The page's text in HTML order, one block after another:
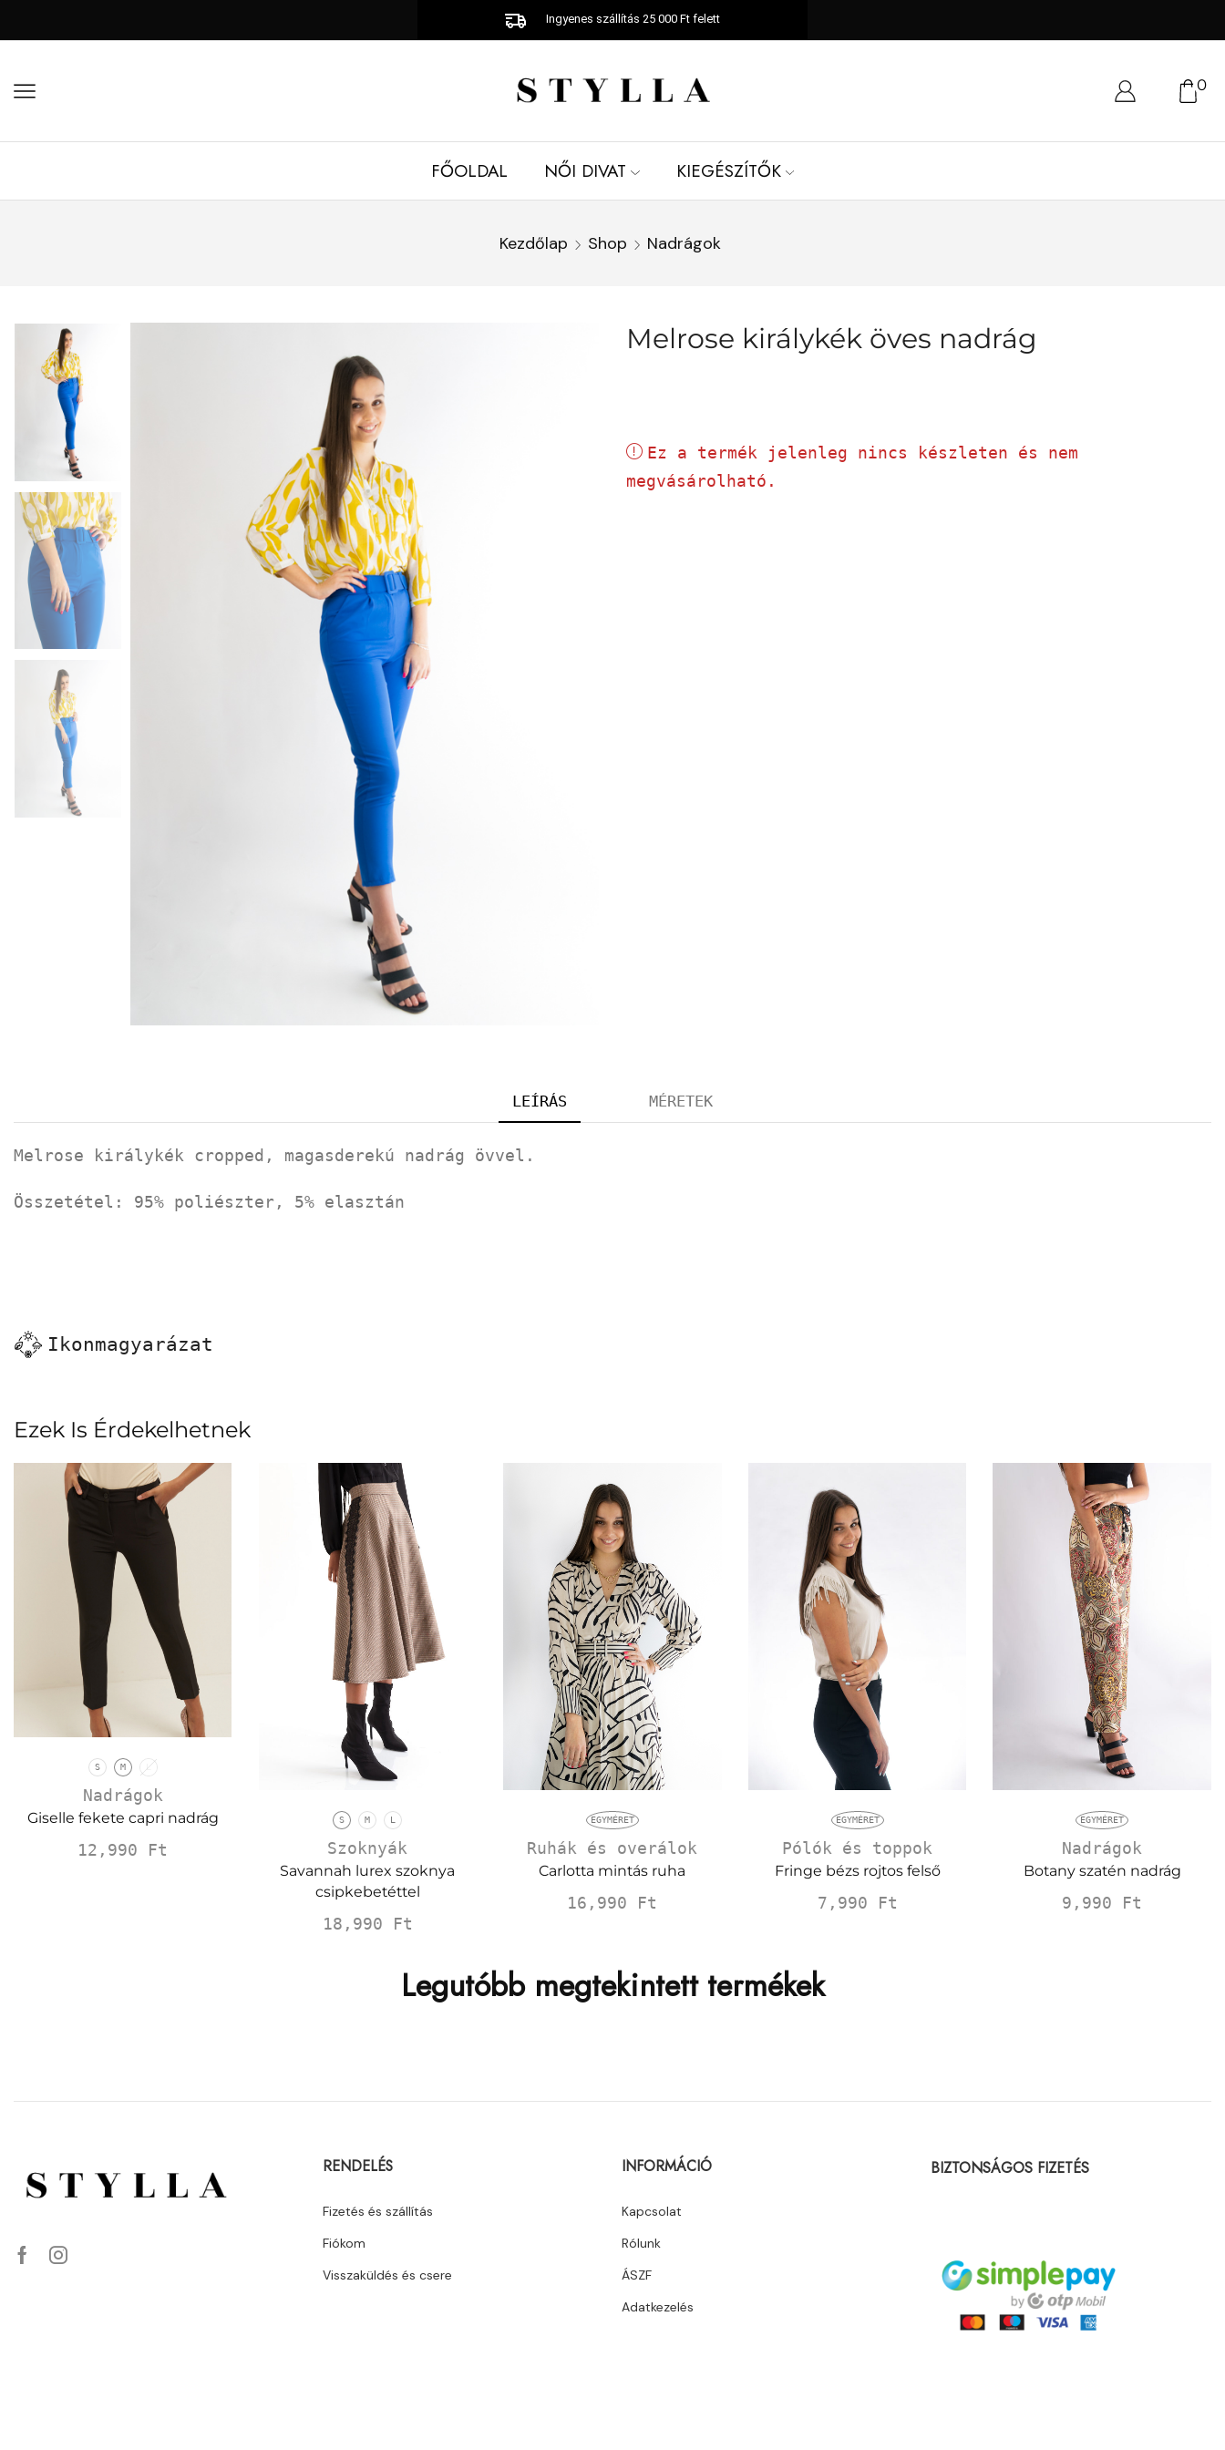
Ingyenes szállítás 25 000 Ft felett
0
FŐOLDAL NŐI DIVAT KIEGÉSZÍTŐK
Kezdőlap Shop Nadrágok
Melrose királykék öves nadrág
Ez a termék jelenleg nincs készleten és nem
megvásárolható.
LEÍRÁS MÉRETEK
Melrose királykék cropped, magasderekú nadrág övvel.
Összetétel: 95% poliészter, 5% elasztán
Ikonmagyarázat
Ezek Is Érdekelhetnek
S M L
Nadrágok
Giselle fekete capri nadrág
12,990 Ft
S M L
Szoknyák
Savannah lurex szoknya
csipkebetéttel
18,990 Ft
EGYMÉRET
Ruhák és overálok
Carlotta mintás ruha
16,990 Ft
EGYMÉRET
Pólók és toppok
Fringe bézs rojtos felső
7,990 Ft
EGYMÉRET
Nadrágok
Botany szatén nadrág
9,990 Ft
Legutóbb megtekintett termékek
RENDELÉS
Fizetés és szállítás
Fiókom
Visszaküldés és csere
INFORMÁCIÓ
Kapcsolat
Rólunk
ÁSZF
Adatkezelés
BIZTONSÁGOS FIZETÉS